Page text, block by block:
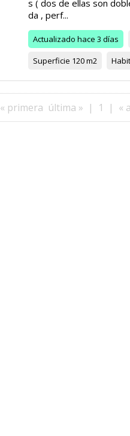
s ( dos de ellas son
da , perf...
Actualizado hace 3 días
Superficie 120 m2
« primera última » | 1 | «